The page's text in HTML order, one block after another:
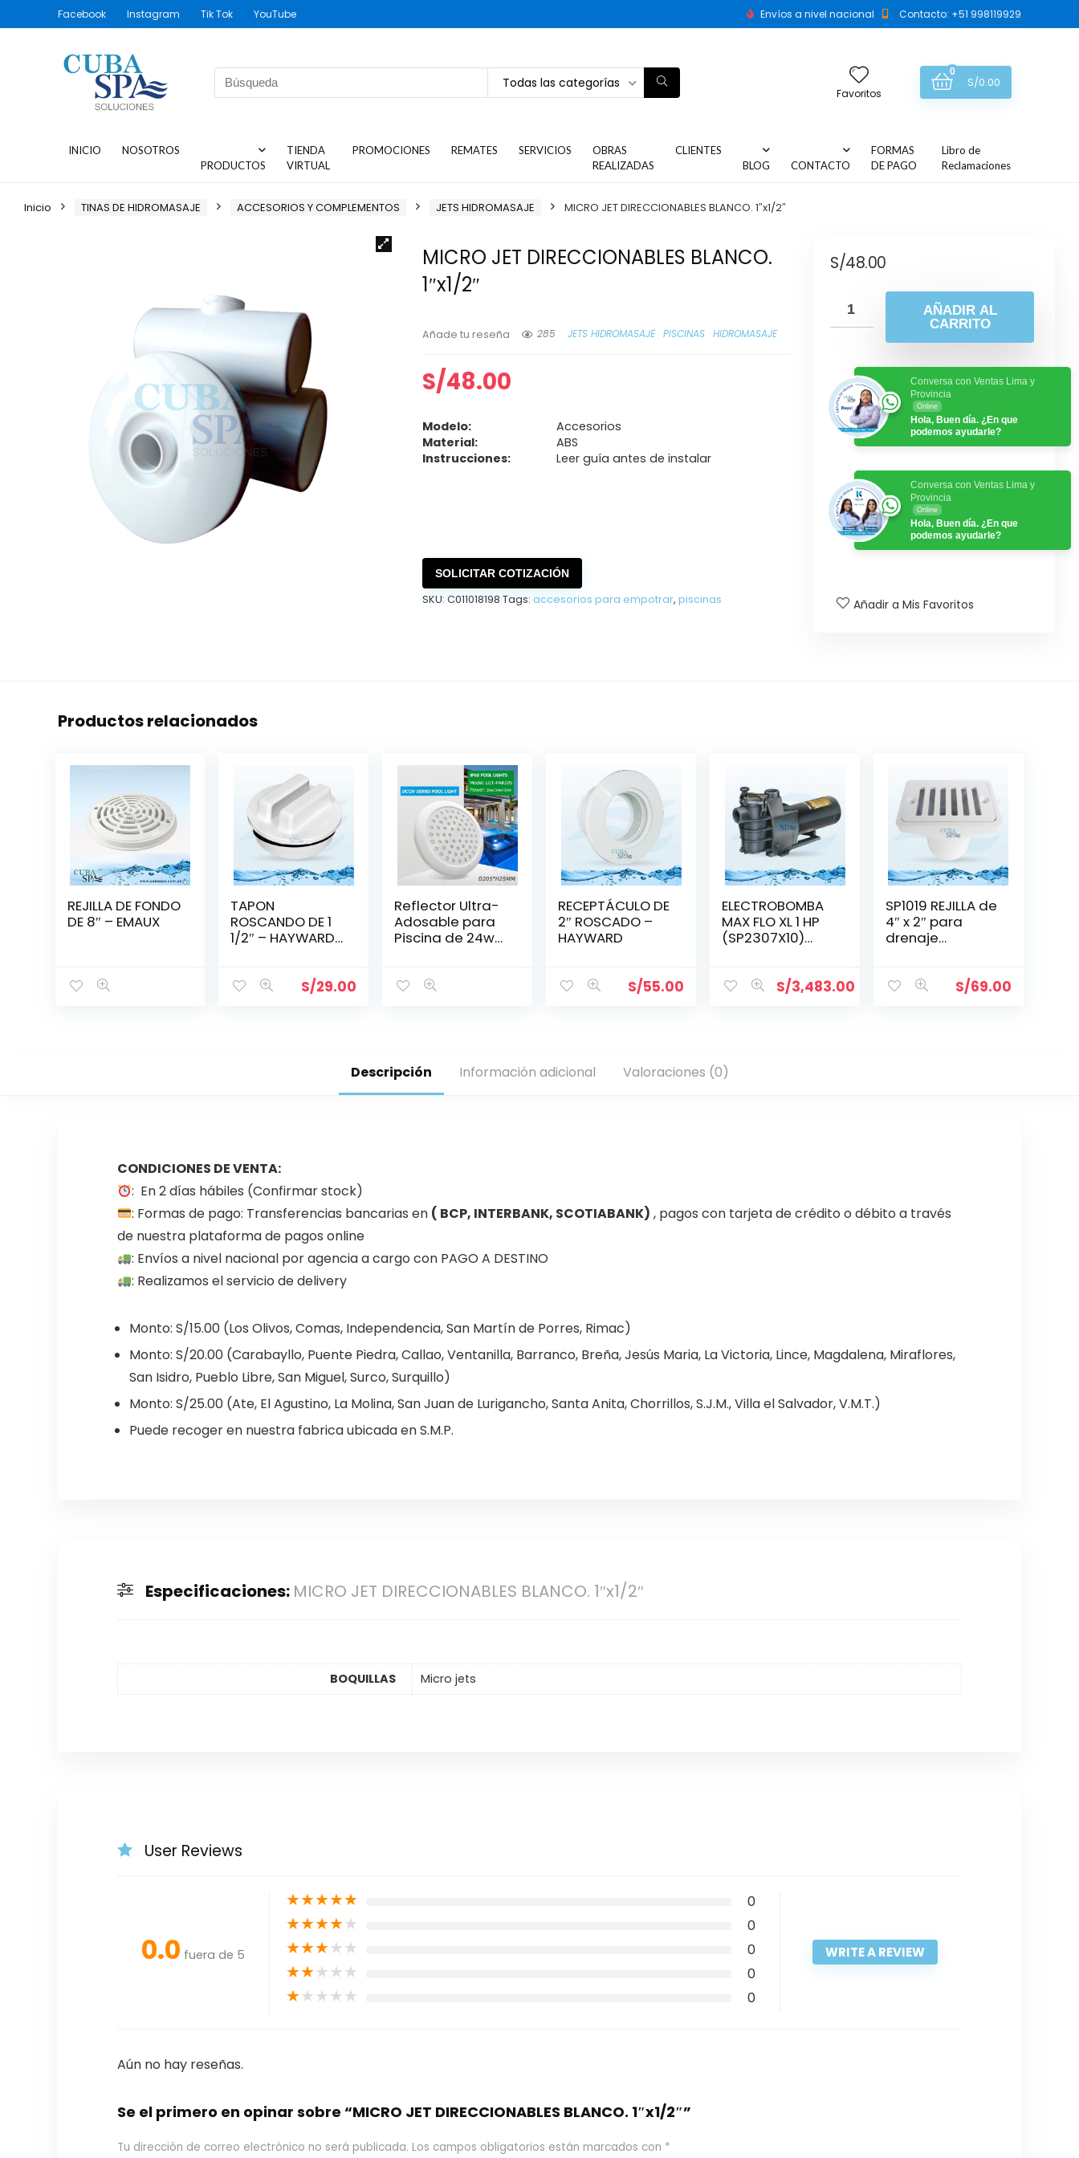
Facebook Instagram Tik Tok YouTube Envíos a nivel nacional Contacto: +51 998119929
Todas las categorías
Favoritos
0
S/0.00
INICIO
NOSOTROS
PRODUCTOS
TIENDA
VIRTUAL
PROMOCIONES REMATES SERVICIOS
OBRAS
REALIZADAS
CLIENTES
BLOG
CONTACTO
FORMAS
DE PAGO
Libro de
Reclamaciones
Inicio TINAS DE HIDROMASAJE ACCESORIOS Y COMPLEMENTOS JETS HIDROMASAJE MICRO JET DIRECCIONABLES BLANCO. 1″x1/2″
MICRO JET DIRECCIONABLES BLANCO.
1″x1/2″
Añade tu reseña 285 JETS HIDROMASAJE PISCINAS HIDROMASAJE
S/48.00
Modelo:
Accesorios
Material:
ABS
Instrucciones:
Leer guía antes de instalar
SOLICITAR COTIZACIÓN
SKU:C011018198 Tags:accesorios para empotrar,piscinas
S/48.00
AÑADIR AL
CARRITO
Conversa con Ventas Lima y
Provincia
Online
Hola, Buen día. ¿En que
podemos ayudarle?
Conversa con Ventas Lima y
Provincia
Online
Hola, Buen día. ¿En que
podemos ayudarle?
Añadir a Mis Favoritos
Productos relacionados
REJILLA DE FONDO
DE 8″ – EMAUX
TAPON
ROSCANDO DE 1
1/2″ – HAYWARD
S/29.00
Reflector Ultra-
Adosable para
Piscina de 24w
RECEPTÁCULO DE
2″ ROSCADO –
HAYWARD
S/55.00
ELECTROBOMBA
MAX FLO XL 1 HP
(SP2307X10)
S/3,483.00
SP1019 REJILLA de
4″ x 2″ para
drenaje
S/69.00
Descripción Información adicional Valoraciones (0)
CONDICIONES DE VENTA:
: En 2 días hábiles (Confirmar stock)
: Formas de pago: Transferencias bancarias en ( BCP, INTERBANK, SCOTIABANK) , pagos con tarjeta de crédito o débito a través
de nuestra plataforma de pagos online
: Envíos a nivel nacional por agencia a cargo con PAGO A DESTINO
: Realizamos el servicio de delivery
Monto: S/15.00 (Los Olivos, Comas, Independencia, San Martín de Porres, Rimac)
Monto: S/20.00 (Carabayllo, Puente Piedra, Callao, Ventanilla, Barranco, Breña, Jesús Maria, La Victoria, Lince, Magdalena, Miraflores,
San Isidro, Pueblo Libre, San Miguel, Surco, Surquillo)
Monto: S/25.00 (Ate, El Agustino, La Molina, San Juan de Lurigancho, Santa Anita, Chorrillos, S.J.M., Villa el Salvador, V.M.T.)
Puede recoger en nuestra fabrica ubicada en S.M.P.
Especificaciones: MICRO JET DIRECCIONABLES BLANCO. 1″x1/2″
BOQUILLAS Micro jets
User Reviews
0.0 fuera de 5
★★★★★ 0
★★★★★ 0
★★★★★ 0
★★★★★ 0
★★★★★ 0
WRITE A REVIEW
Aún no hay reseñas.
Se el primero en opinar sobre “MICRO JET DIRECCIONABLES BLANCO. 1″x1/2″”
Tu dirección de correo electrónico no será publicada. Los campos obligatorios están marcados con *